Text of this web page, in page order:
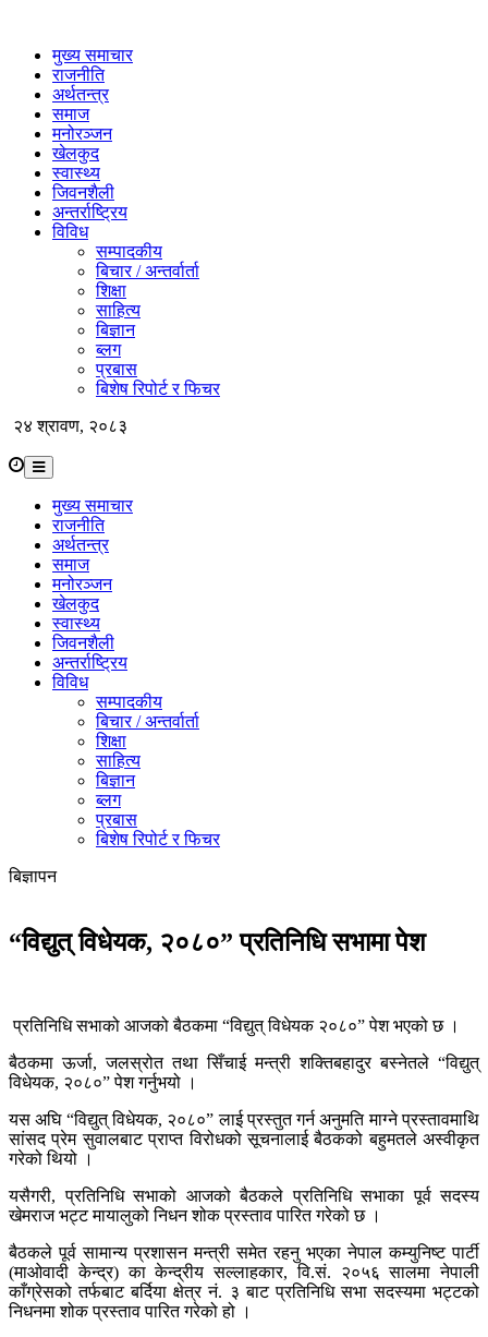
मुख्य समाचार
राजनीति
अर्थतन्त्र
समाज
मनोरञ्जन
खेलकुद
स्वास्थ्य
जिवनशैली
अन्तर्राष्ट्रिय
विविध
सम्पादकीय
बिचार / अन्तर्वार्ता
शिक्षा
साहित्य
बिज्ञान
ब्लग
प्रबास
बिशेष रिपोर्ट र फिचर
२४ श्रावण, २०८३
मुख्य समाचार
राजनीति
अर्थतन्त्र
समाज
मनोरञ्जन
खेलकुद
स्वास्थ्य
जिवनशैली
अन्तर्राष्ट्रिय
विविध
सम्पादकीय
बिचार / अन्तर्वार्ता
शिक्षा
साहित्य
बिज्ञान
ब्लग
प्रबास
बिशेष रिपोर्ट र फिचर
बिज्ञापन
“विद्युत् विधेयक, २०८०” प्रतिनिधि सभामा पेश
प्रतिनिधि सभाको आजको बैठकमा “विद्युत् विधेयक २०८०” पेश भएको छ ।
बैठकमा ऊर्जा, जलस्रोत तथा सिँचाई मन्त्री शक्तिबहादुर बस्नेतले “विद्युत्
विधेयक, २०८०” पेश गर्नुभयो ।
यस अघि “विद्युत् विधेयक, २०८०” लाई प्रस्तुत गर्न अनुमति माग्ने प्रस्तावमाथि
सांसद प्रेम सुवालबाट प्राप्त विरोधको सूचनालाई बैठकको बहुमतले अस्वीकृत
गरेको थियो ।
यसैगरी, प्रतिनिधि सभाको आजको बैठकले प्रतिनिधि सभाका पूर्व सदस्य
खेमराज भट्ट मायालुको निधन शोक प्रस्ताव पारित गरेको छ ।
बैठकले पूर्व सामान्य प्रशासन मन्त्री समेत रहनु भएका नेपाल कम्युनिष्ट पार्टी
(माओवादी केन्द्र) का केन्द्रीय सल्लाहकार, वि.सं. २०५६ सालमा नेपाली
काँग्रेसको तर्फबाट बर्दिया क्षेत्र नं. ३ बाट प्रतिनिधि सभा सदस्यमा भट्टको
निधनमा शोक प्रस्ताव पारित गरेको हो ।